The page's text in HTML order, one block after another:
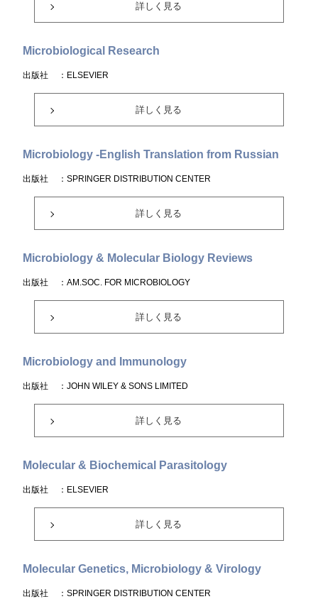
詳しく見る
Microbiological Research
出版社 ：ELSEVIER
詳しく見る
Microbiology -English Translation from Russian
出版社 ：SPRINGER DISTRIBUTION CENTER
詳しく見る
Microbiology & Molecular Biology Reviews
出版社 ：AM.SOC. FOR MICROBIOLOGY
詳しく見る
Microbiology and Immunology
出版社 ：JOHN WILEY & SONS LIMITED
詳しく見る
Molecular & Biochemical Parasitology
出版社 ：ELSEVIER
詳しく見る
Molecular Genetics, Microbiology & Virology
出版社 ：SPRINGER DISTRIBUTION CENTER